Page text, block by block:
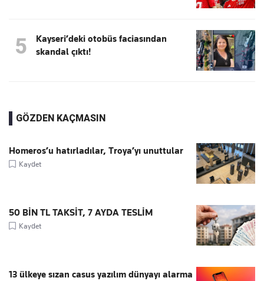
5
Kayseri’deki otobüs faciasından
skandal çıktı!
GÖZDEN KAÇMASIN
Homeros’u hatırladılar, Troya’yı unuttular
Kaydet
50 BİN TL TAKSİT, 7 AYDA TESLİM
Kaydet
13 ülkeye sızan casus yazılım dünyayı alarma